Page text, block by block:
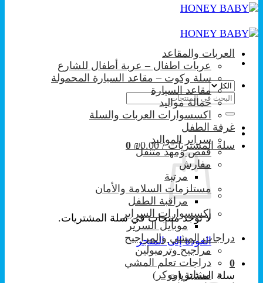
البحث
عن:
سلة المشتريات / ₪0.00
0
لا توجد منتجات في سلة المشتريات.
العودة إلى المتجر
0
سلة المشتريات
العربات والمقاعد
عربات اطفال – عربة أطفال للشارع
سلة وكوت – مقاعد السيارة المحمولة
مقاعد السيارة
حمالة مواليد
اكسسوارات العربات والسلة
غرفة الطفل
سراير المواليد
قفص ومهد متنقل
مفارش
مرتبة
مستلزمات السلامة والأمان
مراقبة الطفل
إكسسوارات السراير
موبايل السرير
دراجات المشي والمراجيح
مراجيح وترمبولين
دراجات تعلم المشي
مشاية (ووكر)